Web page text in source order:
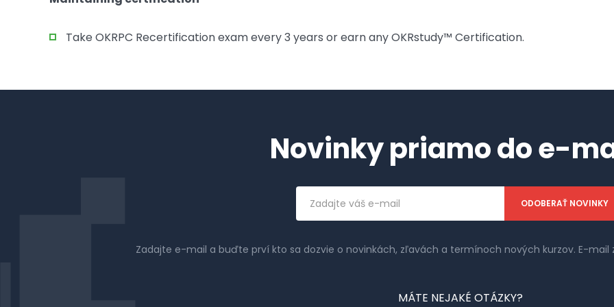
Take OKRPC Recertification exam every 3 years or earn any OKRstudy™ Certification.
Novinky priamo do e-
Emailová
adresa
Zadajte e-mail a buďte prví kto sa dozvie o novinkách, zľavách a termínoch nových kurzov. E-
MÁTE NEJAKÉ OTÁZKY?